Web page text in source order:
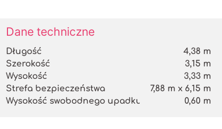
Dane techniczne
Długość
Szerokość
Wysokość
Strefa bezpieczeństwa
Wysokość swobodnego upadku
4,38 m
3,15 m
3,33 m
7,88 m x 6,15 m
0,60 m